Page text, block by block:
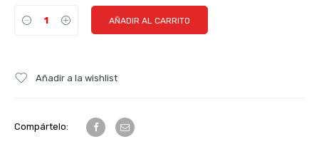
AÑADIR AL CARRITO
Añadir a la wishlist
Compártelo: